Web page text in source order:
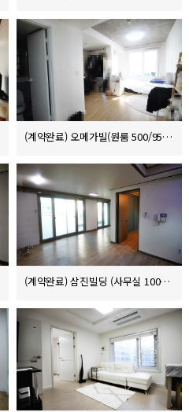
(계약완료) 오메가빌(원룸 500/95/5)
(계약완료) 삼진빌딩 (사무실 1000/130 부가세별도)